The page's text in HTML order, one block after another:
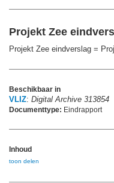
Projekt Zee
Projekt Zee eindverslag =
Beschikbaar in
VLIZ: Digital Archive 313854
Documenttype: Eindrapport
Inhoud
toon delen